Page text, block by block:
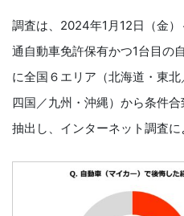
調査は、2024年1月12日（金
通自動車免許保有かつ1台目の
に全国６エリア（北海道・東
四国／九州・沖縄）から条件
抽出し、インターネット調査に